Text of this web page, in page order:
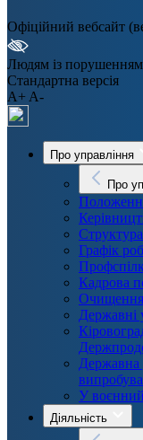
Офіційний вебсайт
Людям із
Стандартна версія
A+ A-
Про управління
Про
Структура
Графік
Кадрова
Державні
Державна
У
Діяльність